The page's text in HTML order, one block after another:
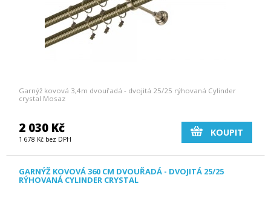
Garnýž kovová 3,4m dvouřadá - dvojitá 25/25 rýhovaná Cylinder
crystal Mosaz
2 030 Kč
1 678 Kč bez DPH
KOUPIT
GARNÝŽ KOVOVÁ 360 CM DVOUŘADÁ - DVOJITÁ 25/25
RÝHOVANÁ CYLINDER CRYSTAL